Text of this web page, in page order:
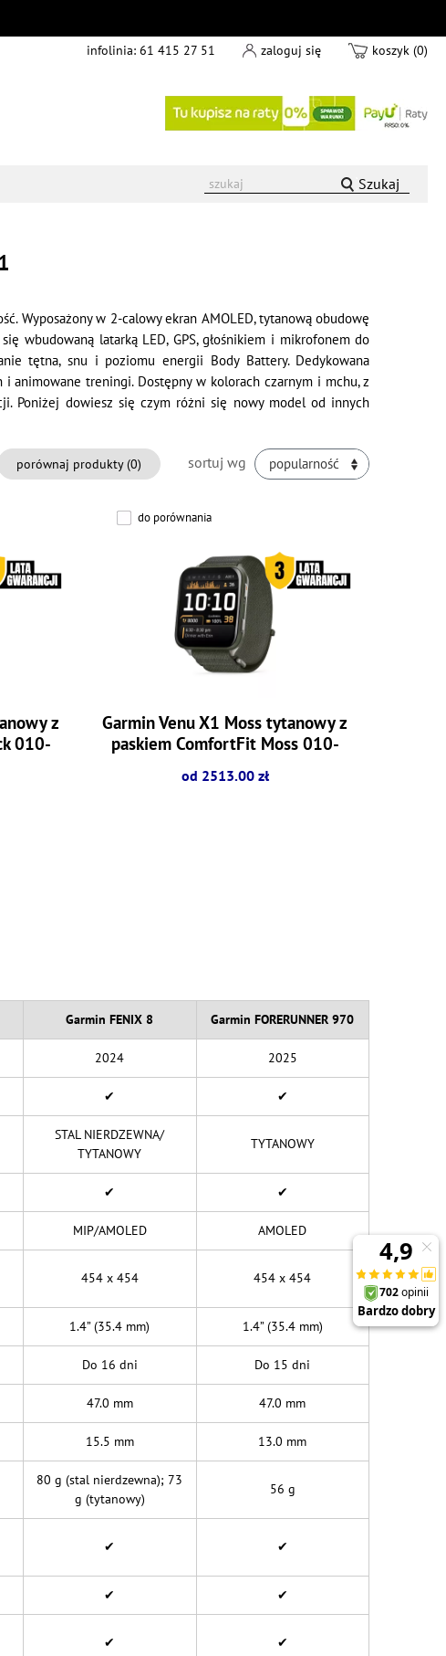
infolinia: 61 415 27 51 zaloguj się koszyk (0)
Szukaj
Wyposażony w 2-calowy ekran AMOLED, tytanową obudowę
wbudowaną latarką LED, GPS, głośnikiem i mikrofonem do
tętna, snu i poziomu energii Body Battery. Dedykowana
animowane treningi. Dostępny w kolorach czarnym i mchu, z
Poniżej dowiesz się czym różni się nowy model od innych
sortuj wg popularność
porównaj produkty (0)
z
010-
do porównania
Garmin Venu X1 Moss tytanowy z
paskiem ComfortFit Moss 010-
od 2513.00 zł
Garmin FENIX 8 Garmin FORERUNNER 970
2024 2025
✔ ✔
STAL NIERDZEWNA/
TYTANOWY
TYTANOWY
✔ ✔
MIP/AMOLED AMOLED
454 x 454 454 x 454
1.4” (35.4 mm) 1.4” (35.4 mm)
Do 16 dni Do 15 dni
47.0 mm 47.0 mm
15.5 mm 13.0 mm
80 g (stal nierdzewna); 73
g (tytanowy)
56 g
✔ ✔
✔ ✔
✔ ✔